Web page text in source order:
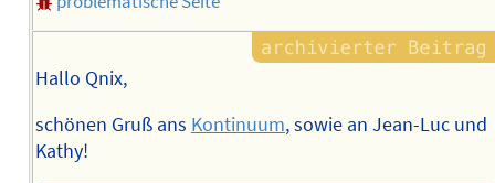
Hallo Qnix,
schönen Gruß ans Kontinuum, sowie an Jean-Luc und
Kathy!